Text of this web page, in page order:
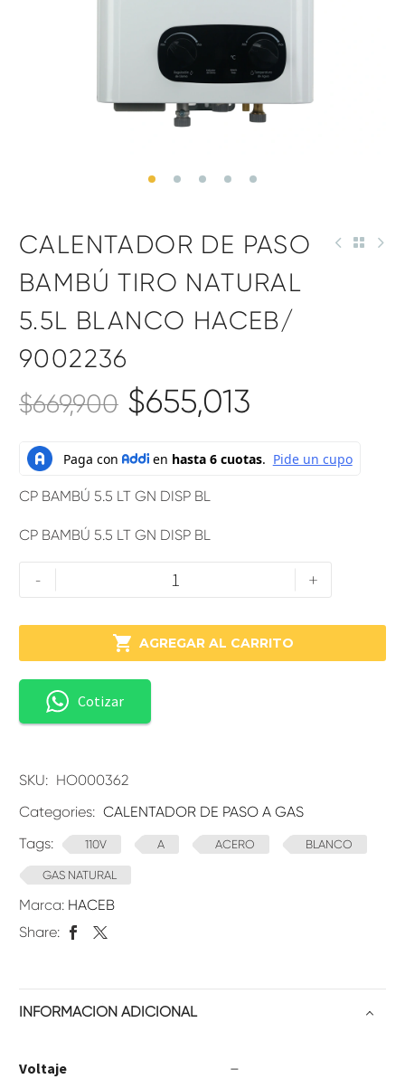
CALENTADOR DE PASO
BAMBÚ TIRO NATURAL
5.5L BLANCO HACEB/
9002236
$669,900 $655,013
CP BAMBÚ 5.5 LT GN DISP BL
CP BAMBÚ 5.5 LT GN DISP BL
- +
 AGREGAR AL CARRITO
Cotizar
SKU: HO000362
Categories: CALENTADOR DE PASO A GAS
Tags:
110V A ACERO BLANCO
GAS NATURAL
Marca: HACEB
Share:
INFORMACIÓN ADICIONAL
Voltaje –